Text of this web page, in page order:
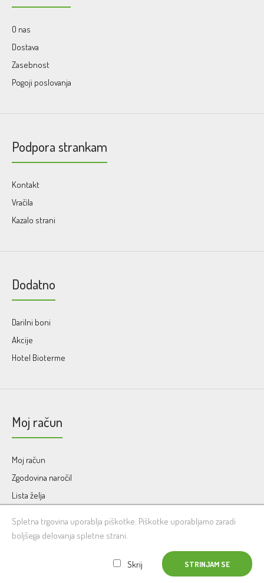
Spletna trgovina uporablja piškotke. Piškotke uporabljamo zaradi
boljšega delovanja spletne strani.
Skrij STRINJAM SE
O nas
Dostava
Zasebnost
Pogoji poslovanja
Podpora strankam
Kontakt
Vračila
Kazalo strani
Dodatno
Darilni boni
Akcije
Hotel Bioterme
Moj račun
Moj račun
Zgodovina naročil
Lista želja
2019 © Biolek d.o.o. | Izvedba:Tvoj-Splet.si - izdelava spletnih strani